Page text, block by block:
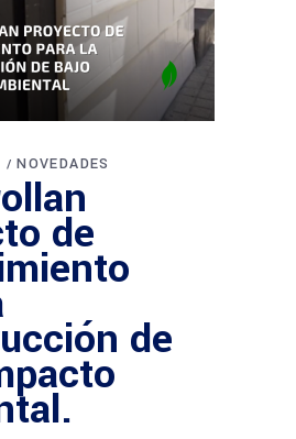
NOVEDADES
de
de